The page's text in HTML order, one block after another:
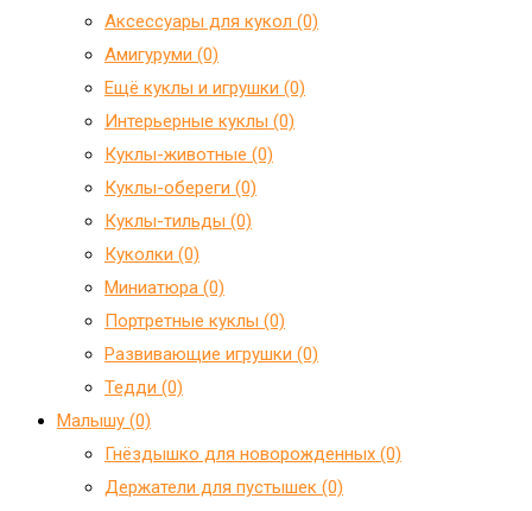
Аксессуары для кукол (0)
Амигуруми (0)
Ещё куклы и игрушки (0)
Интерьерные куклы (0)
Куклы-животные (0)
Куклы-обереги (0)
Куклы-тильды (0)
Куколки (0)
Миниатюра (0)
Портретные куклы (0)
Развивающие игрушки (0)
Тедди (0)
Малышу (0)
Гнёздышко для новорожденных (0)
Держатели для пустышек (0)